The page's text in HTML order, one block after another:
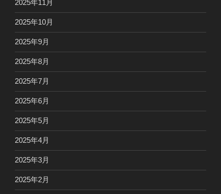
2025年11月
2025年10月
2025年9月
2025年8月
2025年7月
2025年6月
2025年5月
2025年4月
2025年3月
2025年2月